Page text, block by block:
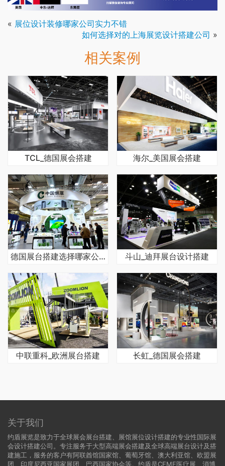
« 展位设计装修哪家公司实力不错
如何选择对的上海展览设计搭建公司 »
相关案例
TCL_德国展会搭建 海尔_美国展会搭建
德国展台搭建选择哪家公司合作 斗山_迪拜展台设计搭建
中联重科_欧洲展台搭建 长虹_德国展会搭建
关于我们
约盾展览是致力于全球展会展台搭建、展馆展位设计搭建的专业性国际展
会设计搭建公司。专注服务于大型高端展会搭建及全球高端展台设计及搭
建施工，服务的客户有阿联酋馆国家馆、葡萄牙馆、澳大利亚馆、欧盟展
团、印度尼西亚国家展团、巴西国家协会等。约盾是CEMF医疗展、消博